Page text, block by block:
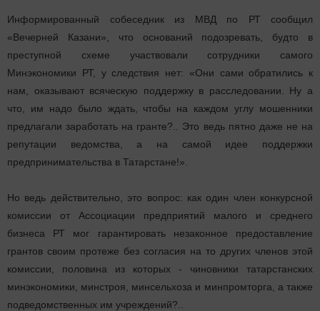
Информированный собеседник из МВД по РТ сообщил
«Вечерней Казани», что оснований подозревать, будто в
преступной схеме участвовали сотрудники самого
Минэкономики РТ, у следствия нет: «Они сами обратились к
нам, оказывают всяческую поддержку в расследовании. Ну а
что, им надо было ждать, чтобы на каждом углу мошенники
предлагали заработать на гранте?.. Это ведь пятно даже не на
репутации ведомства, а на самой идее поддержки
предпринимательства в Татарстане!».
Но ведь действительно, это вопрос: как один член конкурсной
комиссии от Ассоциации предприятий малого и среднего
бизнеса РТ мог гарантировать незаконное предоставление
грантов своим протеже без согласия на то других членов этой
комиссии, половина из которых - чиновники татарстанских
минэкономики, минстроя, минсельхоза и минпромторга, а также
подведомственных им учреждений?..